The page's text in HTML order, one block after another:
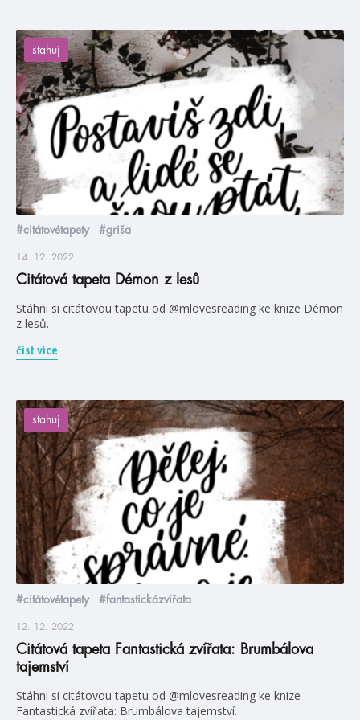
stahuj
#citátovétapety #griša
14. 12. 2022
Citátová tapeta Démon z lesů
Stáhni si citátovou tapetu od @mlovesreading ke knize Démon
z lesů.
číst více
stahuj
#citátovétapety #fantastickázvířata
12. 12. 2022
Citátová tapeta Fantastická zvířata: Brumbálova
tajemství
Stáhni si citátovou tapetu od @mlovesreading ke knize
Fantastická zvířata: Brumbálova tajemství.